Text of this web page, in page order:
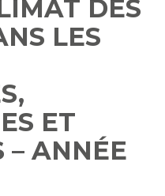
DES
LES
ET
– ANNÉE